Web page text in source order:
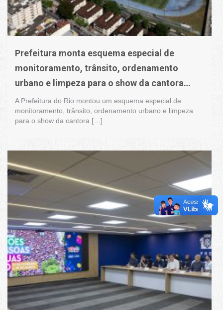
Prefeitura monta esquema especial de
monitoramento, trânsito, ordenamento
urbano e limpeza para o show da cantora
Shakira
A Prefeitura do Rio montou um esquema especial de
monitoramento, trânsito, ordenamento urbano e limpeza
para o show da cantora […]